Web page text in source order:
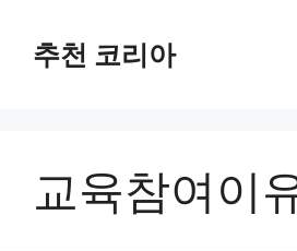
추천 코리아
교육참여이